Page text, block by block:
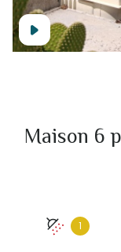
Maison 6 pièce(s) 5 chambre(s) 135
1